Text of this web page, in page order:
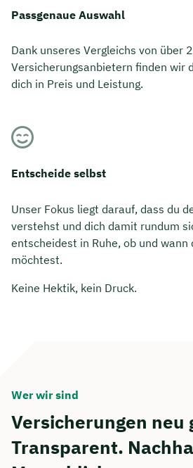
Passgenaue Auswahl
Dank unseres Vergleichs von über
Versicherungsanbietern finden wir
dich in Preis und Leistung.
Entscheide selbst
Unser Fokus liegt darauf, dass du
verstehst und dich damit rundum
entscheidest in Ruhe, ob und wann
möchtest.
Keine Hektik, kein Druck.
Wer wir sind
Versicherungen neu
Transparent.